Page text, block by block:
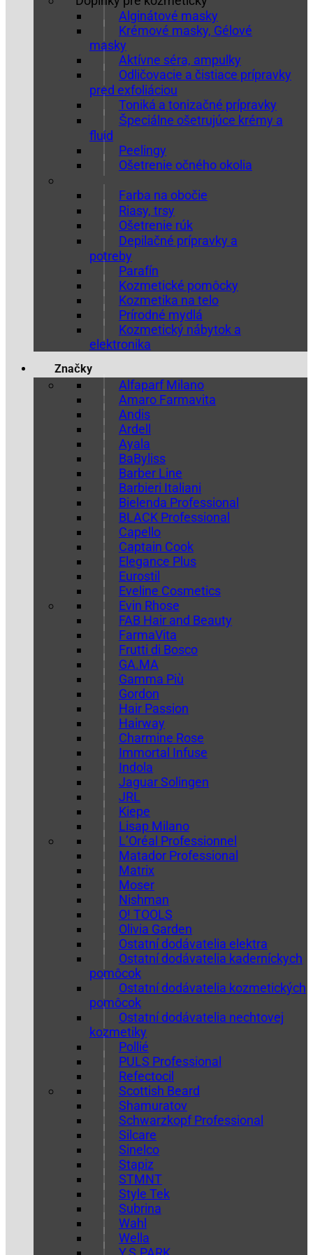
Alginátové masky
Krémové masky, Gélové
masky
Aktívne séra, ampulky
Odličovacie a čistiace prípravky
pred exfoliáciou
Toniká a tonizačné prípravky
Špeciálne ošetrujúce krémy a
fluid
Peelingy
Ošetrenie očného okolia
Farba na obočie
Riasy, trsy
Ošetrenie rúk
Depilačné prípravky a
potreby
Parafín
Kozmetické pomôcky
Kozmetika na telo
Prírodné mydlá
Kozmetický nábytok a
elektronika
Značky
Alfaparf Milano
Amaro Farmavita
Andis
Ardell
Ayala
BaByliss
Barber Line
Barbieri Italiani
Bielenda Professional
BLACK Professional
Capello
Captain Cook
Elegance Plus
Eurostil
Eveline Cosmetics
Evin Rhose
FAB Hair and Beauty
FarmaVita
Frutti di Bosco
GA.MA
Gamma Più
Gordon
Hair Passion
Hairway
Charmine Rose
Immortal Infuse
Indola
Jaguar Solingen
JRL
Kiepe
Lisap Milano
L’Oréal Professionnel
Matador Professional
Matrix
Moser
Nishman
O! TOOLS
Olivia Garden
Ostatní dodávatelia elektra
Ostatní dodávatelia kaderníckych
pomôcok
Ostatní dodávatelia kozmetických
pomôcok
Ostatní dodávatelia nechtovej
kozmetiky
Pollié
PULS Professional
Refectocil
Scottish Beard
Shamuratov
Schwarzkopf Professional
Silcare
Sinelco
Stapiz
STMNT
Style Tek
Subrina
Wahl
Wella